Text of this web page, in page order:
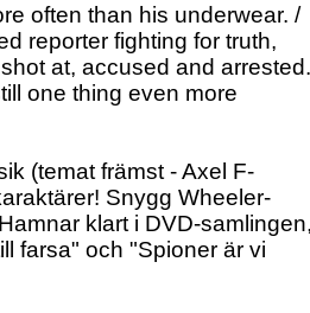
often than his underwear. /
reporter fighting for truth,
at, accused and arrested.
one thing even more
(temat främst - Axel F-
Snygg Wheeler-
klart i DVD-samlingen,
farsa" och "Spioner är vi